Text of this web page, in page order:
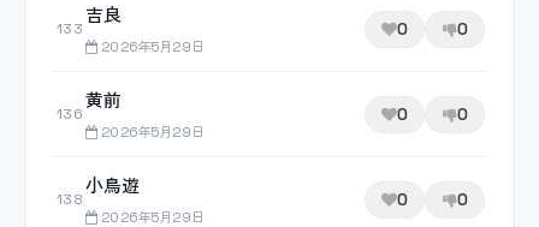
133
吉良
2026年5月29日
0 0
136
黄前
2026年5月29日
0 0
138
小鳥遊
2026年5月29日
0 0